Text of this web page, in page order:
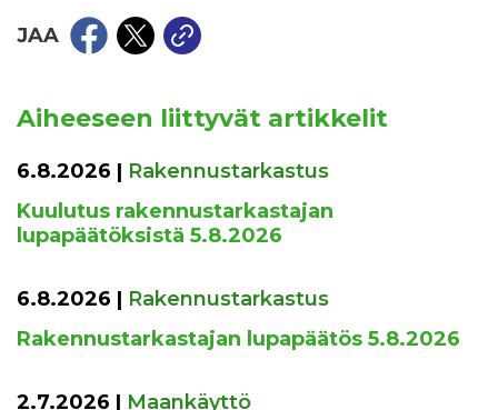
JAA
Aiheeseen liittyvät artikkelit
6.8.2026 | Rakennustarkastus
Kuulutus rakennustarkastajan
lupapäätöksistä 5.8.2026
6.8.2026 | Rakennustarkastus
Rakennustarkastajan lupapäätös 5.8.2026
2.7.2026 | Maankäyttö